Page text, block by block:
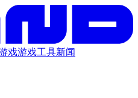
戏游戏工具新闻